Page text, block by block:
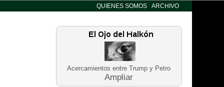
QUIENES SOMOS ARCHIVO
Acercamientos entre Trump y Petro
Ampliar